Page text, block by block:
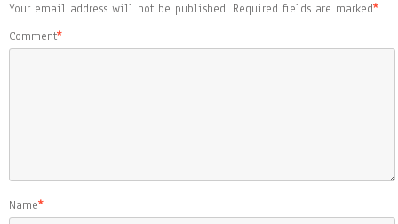
Your email address will not be published. Required fields are marked*
Comment*
Name*